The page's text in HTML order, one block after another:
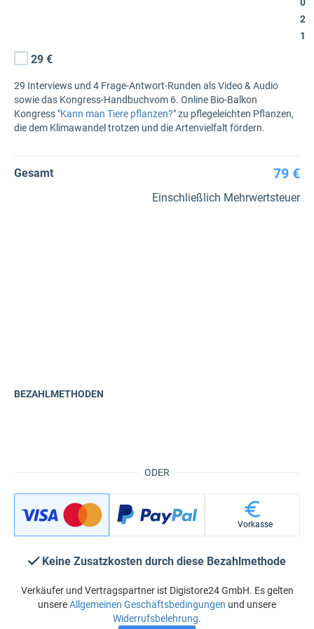
2
1
29 €
29 Interviews und 4 Frage-Antwort-Runden als Video & Audio
sowie das Kongress-Handbuchvom 6. Online Bio-Balkon
Kongress "Kann man Tiere pflanzen?" zu pflegeleichten Pflanzen,
die dem Klimawandel trotzen und die Artenvielfalt fördern.
Gesamt 79 €
Einschließlich Mehrwertsteuer
ODER
BEZAHLMETHODEN
Vorkasse
Keine Zusatzkosten durch diese Bezahlmethode
Verkäufer und Vertragspartner ist Digistore24 GmbH. Es gelten
unsereAllgemeinen Geschäftsbedingungen und unsere
Widerrufsbelehrung.